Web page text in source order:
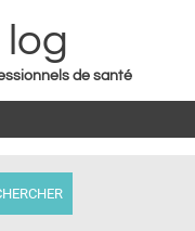
de santé